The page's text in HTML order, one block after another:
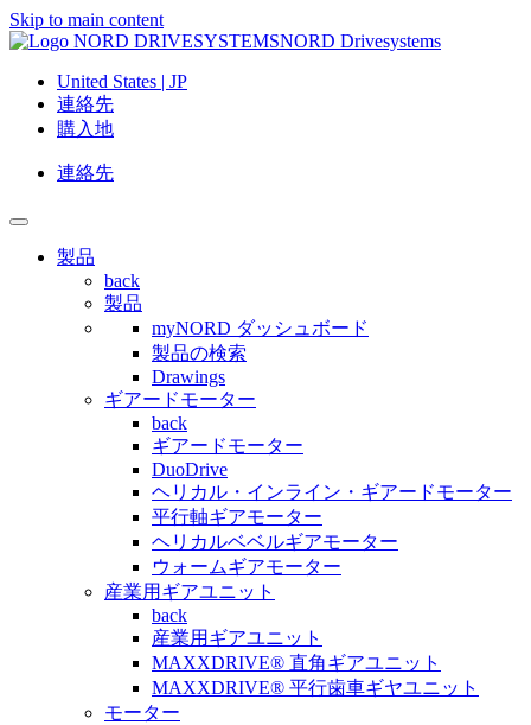
Skip to main content
NORD Drivesystems
United States | JP
連絡先
購入地
連絡先
製品
back
製品
myNORD ダッシュボード
製品の検索
Drawings
ギアードモーター
back
ギアードモーター
DuoDrive
ヘリカル・インライン・ギアードモーター
平行軸ギアモーター
ヘリカルベベルギアモーター
ウォームギアモーター
産業用ギアユニット
back
産業用ギアユニット
MAXXDRIVE® 直角ギアユニット
MAXXDRIVE® 平行歯車ギヤユニット
モーター